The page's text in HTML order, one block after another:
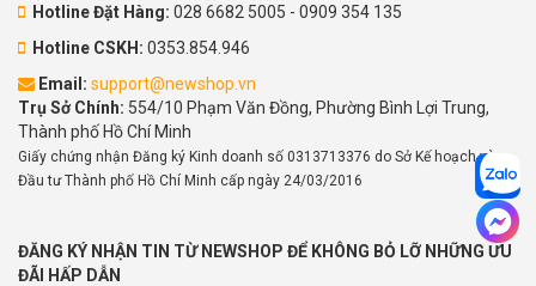
Hotline Đặt Hàng: 028 6682 5005 - 0909 354 135
Hotline CSKH: 0353.854.946
Email: support@newshop.vn
Trụ Sở Chính: 554/10 Phạm Văn Đồng, Phường Bình Lợi Trung,
Thành phố Hồ Chí Minh
Giấy chứng nhận Đăng ký Kinh doanh số 0313713376 do Sở Kế hoạch và
Đầu tư Thành phố Hồ Chí Minh cấp ngày 24/03/2016
ĐĂNG KÝ NHẬN TIN TỪ NEWSHOP ĐỂ KHÔNG BỎ LỠ NHỮNG ƯU
ĐÃI HẤP DẪN